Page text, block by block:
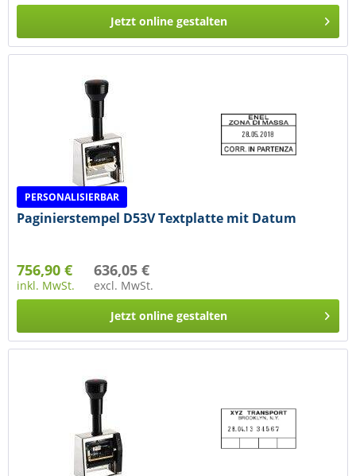
Jetzt online gestalten
PERSONALISIERBAR
Paginierstempel D53V Textplatte mit Datum
756,90 €
inkl. MwSt.
636,05 €
excl. MwSt.
Jetzt online gestalten